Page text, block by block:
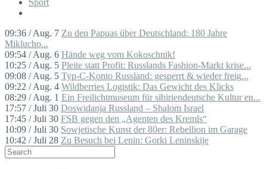
Sport
09:36 / Aug. 7 Zu den Papuas über Deutschland: 180 Jahre
Miklucho...
09:54 / Aug. 6 Hände weg vom Kokoschnik!
10:25 / Aug. 5 Pleite statt Profit: Russlands Fashion-Markt krise...
09:08 / Aug. 5 Typ-C-Konto Russland: gesperrt & wieder freig...
09:22 / Aug. 4 Wildberries Logistik: Das Gewicht des Klicks
08:29 / Aug. 1 Ein Freilichtmuseum für sibiriendeutsche Kultur en...
17:57 / Juli 30 Doswidanja Russland – Shalom Israel
17:45 / Juli 30 FSB gegen den „Agenten des Kremls“
10:09 / Juli 30 Sowjetische Kunst der 80er: Rebellion im Garage
10:42 / Juli 28 Zu Besuch bei Lenin: Gorki Leninskije